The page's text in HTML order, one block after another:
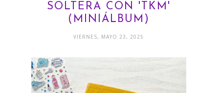
SOLTERA CON 'TKM'
(MINIÁLBUM)
VIERNES, MAYO 23, 2025